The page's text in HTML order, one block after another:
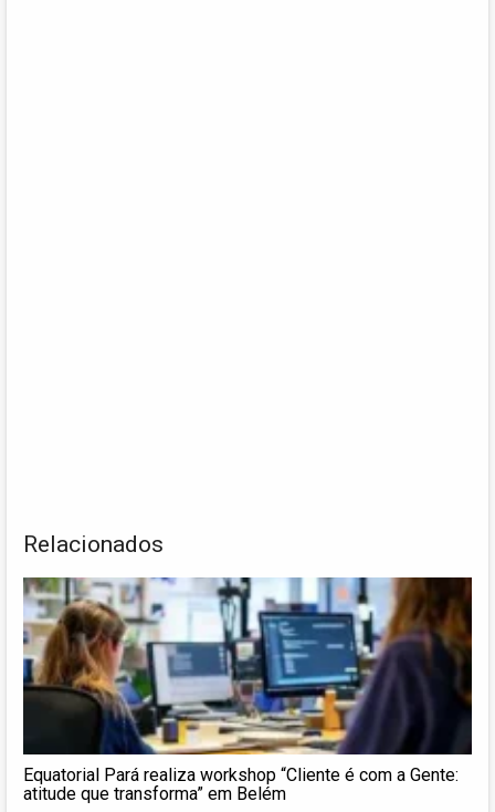
Relacionados
Equatorial Pará realiza workshop “Cliente é com a Gente:
atitude que transforma” em Belém